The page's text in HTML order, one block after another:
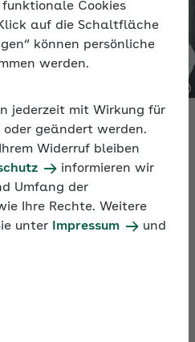
Cookies
auf die Schaltfläche
können persönliche
werden.
jederzeit mit Wirkung für
geändert werden.
Widerruf bleiben
informieren wir
Umfang der
Ihre Rechte. Weitere
unter
Impressum
und
Videos aus dem Seminar-
in der